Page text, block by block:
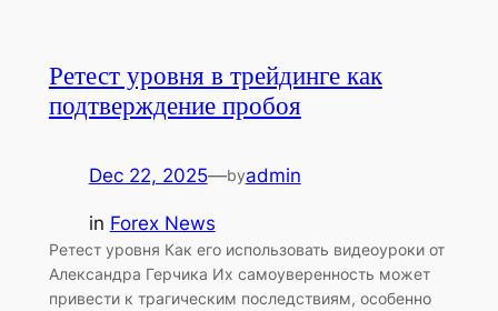
Ретест уровня в трейдинге как
подтверждение пробоя
Dec 22, 2025—byadmin
in Forex News
Ретест уровня Как его использовать видеоуроки от
Александра Герчика Их самоуверенность может
привести к трагическим последствиям, особенно